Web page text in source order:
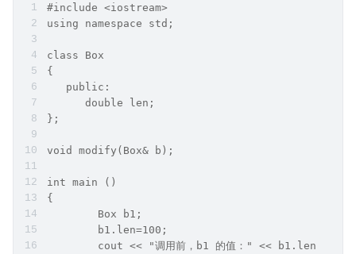
#include <iostream>
using namespace std;
class Box
{
   public:
      double len;
};
void modify(Box& b);
int main ()
{
	Box b1;
	b1.len=100;
cout << "调用前，b1 的值：" << b1.len <<